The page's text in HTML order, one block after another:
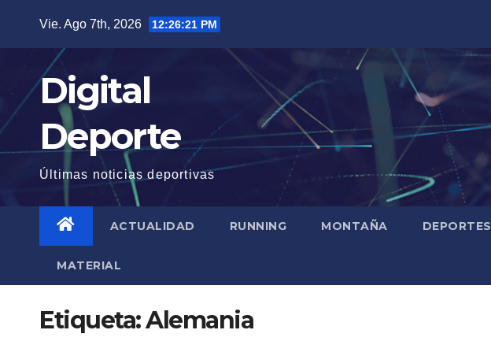
contenido
Vie. Ago 7th, 2026 12:26:23 PM
Digital
Deporte
Últimas noticias deportivas
ACTUALIDAD RUNNING MONTAÑA DEPORTES
MATERIAL
Etiqueta:Alemania